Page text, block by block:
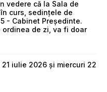
vedere că la Sala de
curs, sedințele de
- Cabinet Președinte.
de zi, va fi doar
iulie 2026 și miercuri 22